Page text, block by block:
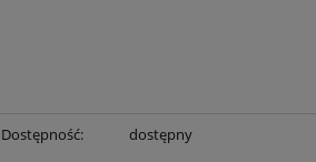
Dostępność: dostępny